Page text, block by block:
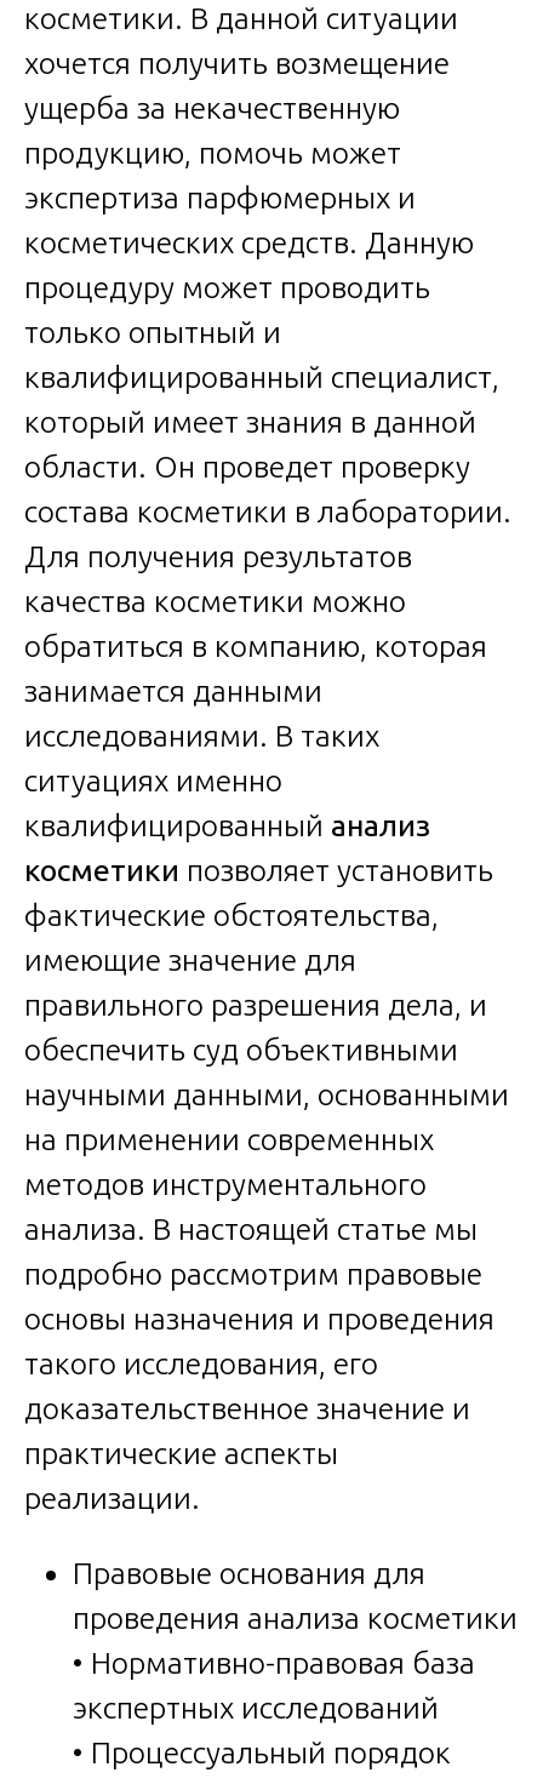
косметики. В данной ситуации
хочется получить возмещение
ущерба за некачественную
продукцию, помочь может
экспертиза парфюмерных и
косметических средств. Данную
процедуру может проводить
только опытный и
квалифицированный специалист,
который имеет знания в данной
области. Он проведет проверку
состава косметики в лаборатории.
Для получения результатов
качества косметики можно
обратиться в компанию, которая
занимается данными
исследованиями. В таких
ситуациях именно
квалифицированный анализ
косметики позволяет установить
фактические обстоятельства,
имеющие значение для
правильного разрешения дела, и
обеспечить суд объективными
научными данными, основанными
на применении современных
методов инструментального
анализа. В настоящей статье мы
подробно рассмотрим правовые
основы назначения и проведения
такого исследования, его
доказательственное значение и
практические аспекты
реализации.
Правовые основания для
проведения анализа косметики
• Нормативно-правовая база
экспертных исследований
• Процессуальный порядок